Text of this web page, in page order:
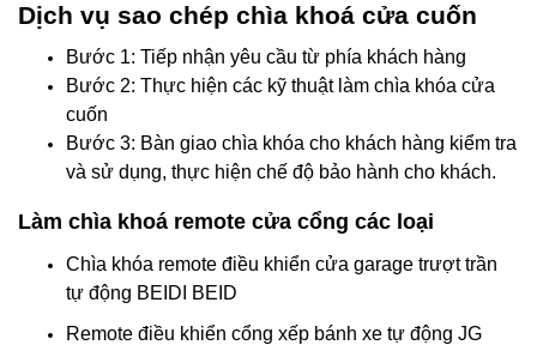
Dịch vụ sao chép chìa khoá cửa cuốn
Bước 1: Tiếp nhận yêu cầu từ phía khách hàng
Bước 2: Thực hiện các kỹ thuật làm chìa khóa cửa
cuốn
Bước 3: Bàn giao chìa khóa cho khách hàng kiểm tra
và sử dụng, thực hiện chế độ bảo hành cho khách.
Làm chìa khoá remote cửa cổng các loại
Chìa khóa remote điều khiển cửa garage trượt trần
tự động BEIDI BEID
Remote điều khiển cổng xếp bánh xe tự động JG